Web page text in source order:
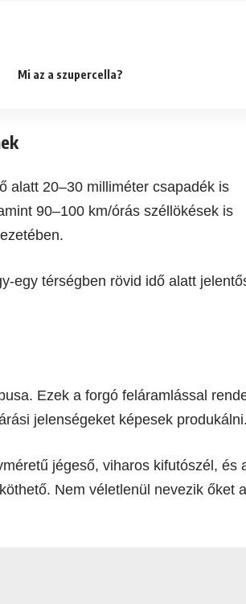
Mi az a szupercella?
alatt 20–30 milliméter csapadék is
90–100 km/órás széllökések is
egy térségben rövid idő alatt
Ezek a forgó feláramlással
jelenségeket képesek produkálni.
jégeső, viharos kifutószél, és
Nem véletlenül nevezik őket